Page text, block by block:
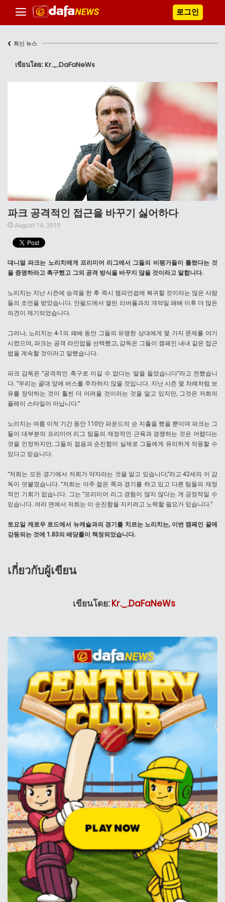
로그인
‹ 최신 뉴스
เขียนโดย: Kr._.DaFaNeWs
파크 공격적인 접근을 바꾸기 싫어하다
August 14, 2019
대니얼 파크는 노리치에게 프리미어 리그에서 그들의 비평가들이 틀렸다는 것
을 증명하라고 촉구했고 그의 공격 방식을 바꾸지 않을 것이라고 말합니다.
노리치는 지난 시즌에 승격을 한 후 즉시 챔피언쉽에 복귀할 것이라는 많은 사람
들의 조언을 받았습니다. 안필드에서 열린 리버풀과의 개막일 패배 이후 더 많은
의견이 제기되었습니다.
그러나, 노리치는 4-1의 패배 동안 그들의 유명한 상대에게 몇 가지 문제를 야기
시켰으며, 파크는 공격 라인업을 선택했고, 감독은 그들이 캠페인 내내 같은 접근
법을 계속할 것이라고 말했습니다.
파크 감독은 “공격적인 축구로 이길 수 없다는 말을 들었습니다”라고 전했습니
다. “우리는 골대 앞에 버스를 주차하지 않을 것입니다. 지난 시즌 몇 차례처럼 보
유를 장악하는 것이 훨씬 더 어려울 것이라는 것을 알고 있지만, 그것은 저희의
플레이 스타일이 아닙니다.”
노리치는 여름 이적 기간 동안 110만 파운드의 순 지출을 했을 뿐이며 파크는 그
들이 대부분의 프리미어 리그 팀들의 재정적인 근육과 경쟁하는 것은 어렵다는
것을 인정하지만, 그들의 젊음과 순진함이 실제로 그들에게 유리하게 작용할 수
있다고 믿습니다.
“저희는 모든 경기에서 저희가 약자라는 것을 알고 있습니다,”라고 42세의 이 감
독이 덧붙였습니다. “저희는 아주 젊은 쪽과 경기를 하고 있고 다른 팀들의 재정
적인 기회가 없습니다. 그는 “프리미어 리그 경험이 많지 않다는 게 긍정적일 수
있습니다. 여러 면에서 저희는 이 순진함을 지키려고 노력할 필요가 있습니다.”
토요일 캐로우 로드에서 뉴캐슬과의 경기를 치르는 노리치는, 이번 캠페인 끝에
강등되는 것에 1.83의 배당률이 책정되었습니다.
เกี่ยวกับผู้เขียน
เขียนโดย:Kr._.DaFaNeWs